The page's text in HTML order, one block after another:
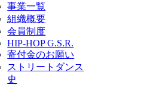
事業一覧
組織概要
会員制度
HIP-HOP G.S.R.
寄付金のお願い
ストリートダンス
史